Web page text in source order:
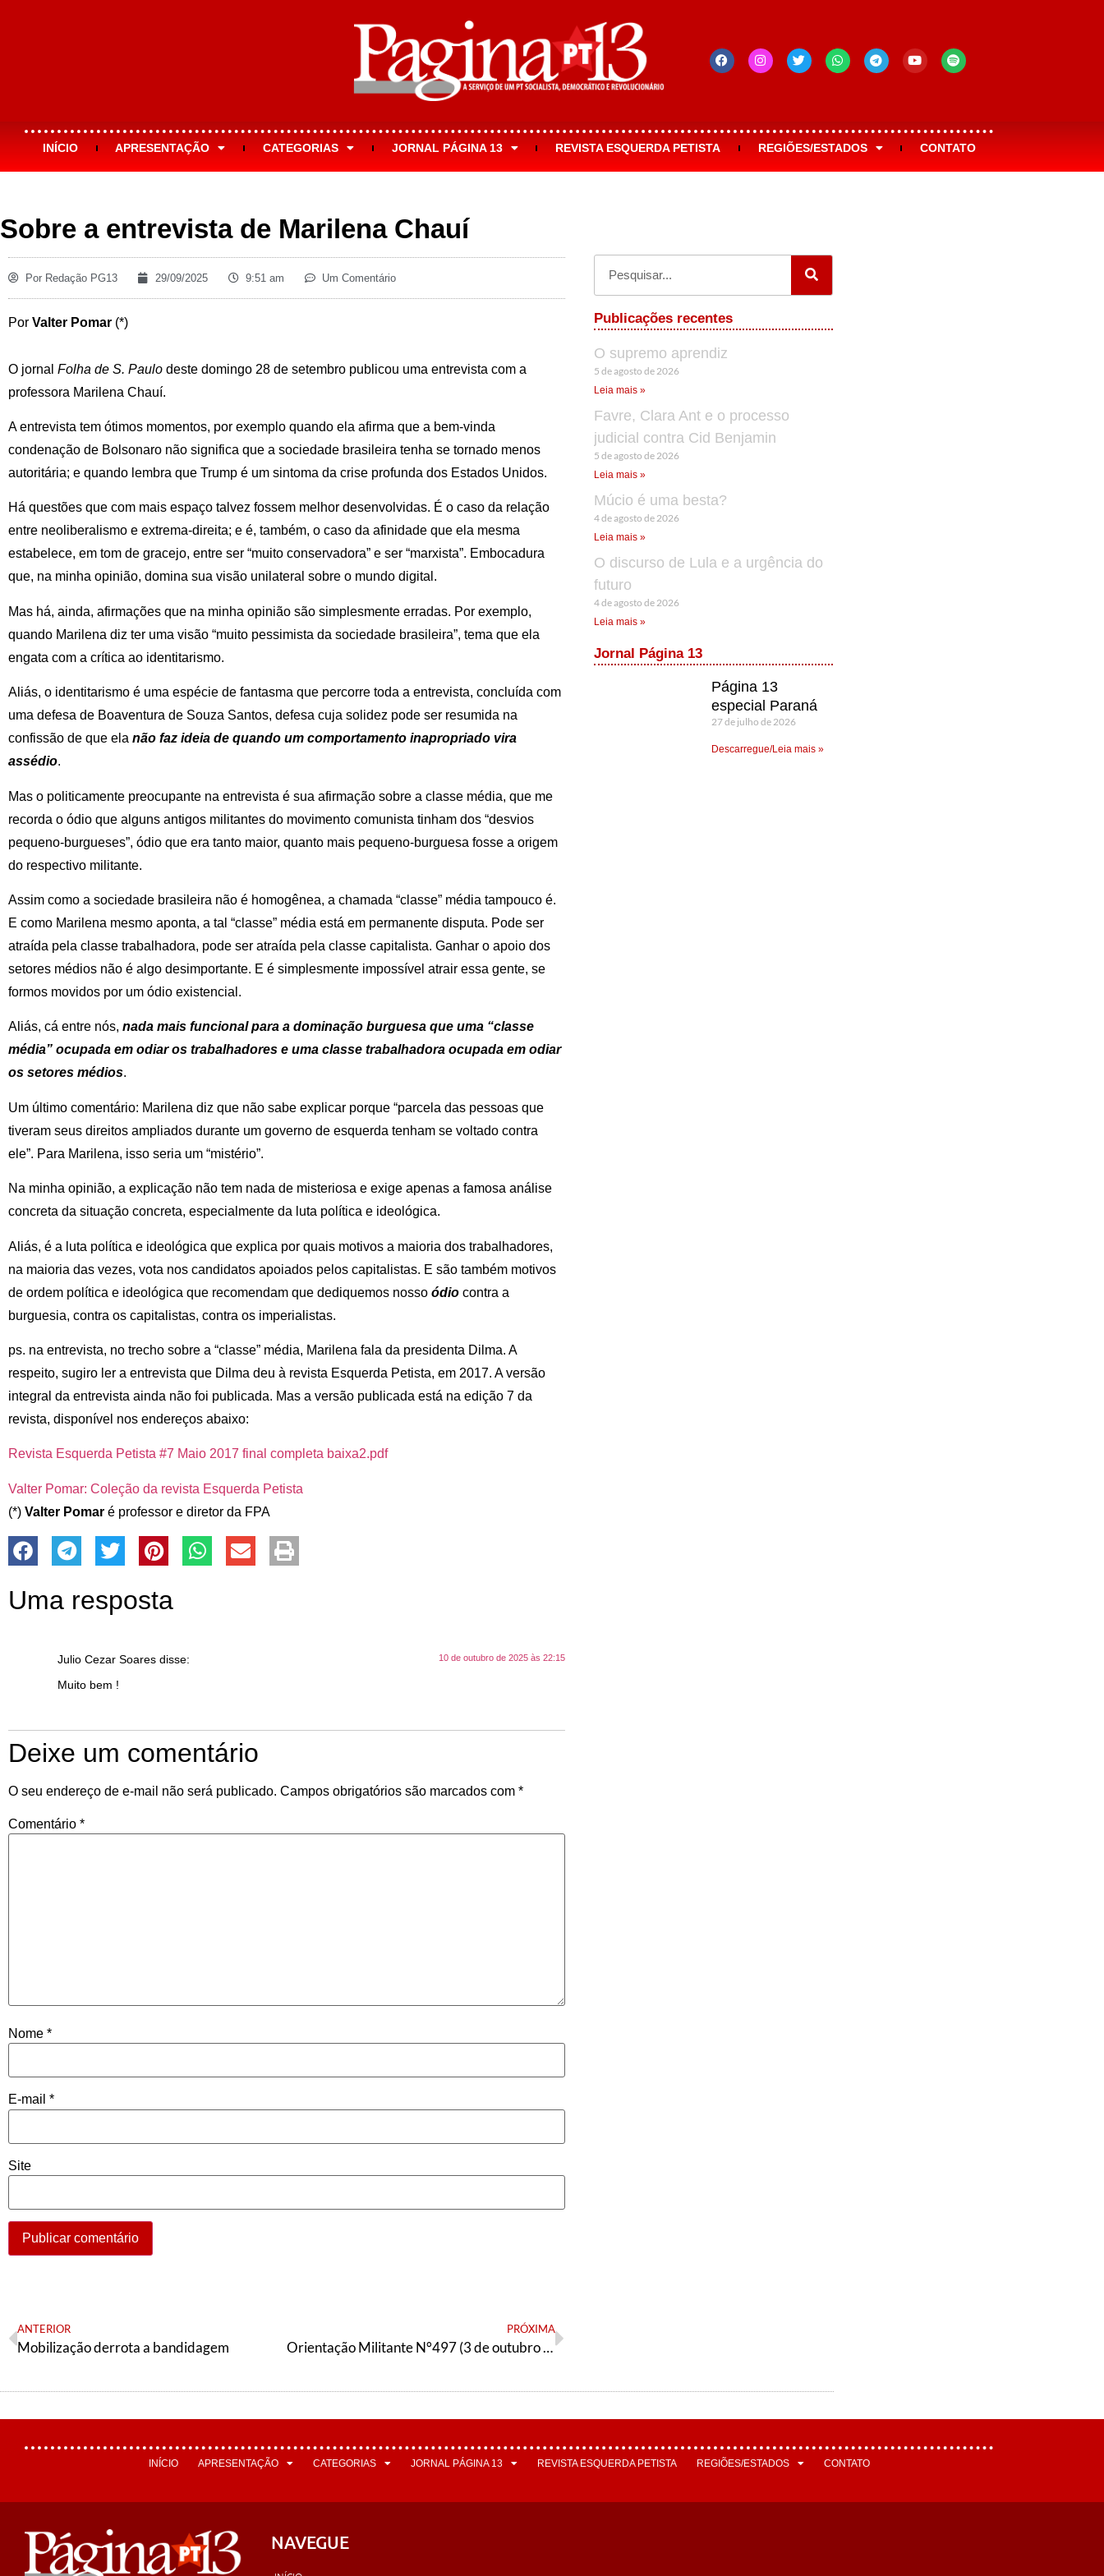
INÍCIO APRESENTAÇÃO CATEGORIAS JORNAL PÁGINA 13 REVISTA ESQUERDA PETISTA REGIÕES/ESTADOS CONTATO
Sobre a entrevista de Marilena Chauí
Por Redação PG13 29/09/2025 9:51 am Um Comentário
Por Valter Pomar (*)
O jornal Folha de S. Paulo deste domingo 28 de setembro publicou uma entrevista com a
professora Marilena Chauí.
A entrevista tem ótimos momentos, por exemplo quando ela afirma que a bem-vinda
condenação de Bolsonaro não significa que a sociedade brasileira tenha se tornado menos
autoritária; e quando lembra que Trump é um sintoma da crise profunda dos Estados Unidos.
Há questões que com mais espaço talvez fossem melhor desenvolvidas. É o caso da relação
entre neoliberalismo e extrema-direita; e é, também, o caso da afinidade que ela mesma
estabelece, em tom de gracejo, entre ser “muito conservadora” e ser “marxista”. Embocadura
que, na minha opinião, domina sua visão unilateral sobre o mundo digital.
Mas há, ainda, afirmações que na minha opinião são simplesmente erradas. Por exemplo,
quando Marilena diz ter uma visão “muito pessimista da sociedade brasileira”, tema que ela
engata com a crítica ao identitarismo.
Aliás, o identitarismo é uma espécie de fantasma que percorre toda a entrevista, concluída com
uma defesa de Boaventura de Souza Santos, defesa cuja solidez pode ser resumida na
confissão de que ela não faz ideia de quando um comportamento inapropriado vira
assédio.
Mas o politicamente preocupante na entrevista é sua afirmação sobre a classe média, que me
recorda o ódio que alguns antigos militantes do movimento comunista tinham dos “desvios
pequeno-burgueses”, ódio que era tanto maior, quanto mais pequeno-burguesa fosse a origem
do respectivo militante.
Assim como a sociedade brasileira não é homogênea, a chamada “classe” média tampouco é.
E como Marilena mesmo aponta, a tal “classe” média está em permanente disputa. Pode ser
atraída pela classe trabalhadora, pode ser atraída pela classe capitalista. Ganhar o apoio dos
setores médios não é algo desimportante. E é simplesmente impossível atrair essa gente, se
formos movidos por um ódio existencial.
Aliás, cá entre nós, nada mais funcional para a dominação burguesa que uma “classe
média” ocupada em odiar os trabalhadores e uma classe trabalhadora ocupada em odiar
os setores médios.
Um último comentário: Marilena diz que não sabe explicar porque “parcela das pessoas que
tiveram seus direitos ampliados durante um governo de esquerda tenham se voltado contra
ele”. Para Marilena, isso seria um “mistério”.
Na minha opinião, a explicação não tem nada de misteriosa e exige apenas a famosa análise
concreta da situação concreta, especialmente da luta política e ideológica.
Aliás, é a luta política e ideológica que explica por quais motivos a maioria dos trabalhadores,
na maioria das vezes, vota nos candidatos apoiados pelos capitalistas. E são também motivos
de ordem política e ideológica que recomendam que dediquemos nosso ódio contra a
burguesia, contra os capitalistas, contra os imperialistas.
ps. na entrevista, no trecho sobre a “classe” média, Marilena fala da presidenta Dilma. A
respeito, sugiro ler a entrevista que Dilma deu à revista Esquerda Petista, em 2017. A versão
integral da entrevista ainda não foi publicada. Mas a versão publicada está na edição 7 da
revista, disponível nos endereços abaixo:
Revista Esquerda Petista #7 Maio 2017 final completa baixa2.pdf
Valter Pomar: Coleção da revista Esquerda Petista
(*) Valter Pomar é professor e diretor da FPA
Uma resposta
Julio Cezar Soares disse: 10 de outubro de 2025 às 22:15
Muito bem !
Deixe um comentário
O seu endereço de e-mail não será publicado. Campos obrigatórios são marcados com *
Comentário *
Nome *
E-mail *
Site
ANTERIOR
Mobilização derrota a bandidagem
PRÓXIMA
Orientação Militante N°497 (3 de outubro de 2025)
Publicações recentes
O supremo aprendiz
5 de agosto de 2026
Leia mais »
Favre, Clara Ant e o processo
judicial contra Cid Benjamin
5 de agosto de 2026
Leia mais »
Múcio é uma besta?
4 de agosto de 2026
Leia mais »
O discurso de Lula e a urgência do
futuro
4 de agosto de 2026
Leia mais »
Jornal Página 13
Página 13
especial Paraná
27 de julho de 2026
Descarregue/Leia mais »
INÍCIO APRESENTAÇÃO CATEGORIAS JORNAL PÁGINA 13 REVISTA ESQUERDA PETISTA REGIÕES/ESTADOS CONTATO
NAVEGUE